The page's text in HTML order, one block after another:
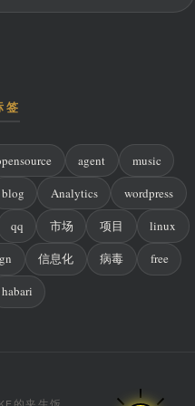
签
agent music
blog Analytics wordpress
qq 市场 项目 linux
信息化 病毒 free
habari